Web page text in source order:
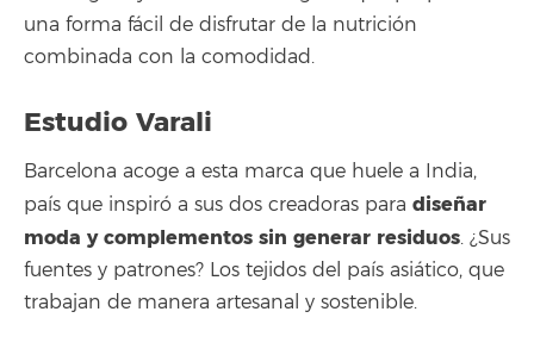
una forma fácil de disfrutar de la nutrición
combinada con la comodidad.
Estudio Varali
Barcelona acoge a esta marca que huele a India,
país que inspiró a sus dos creadoras para diseñar
moda y complementos sin generar residuos. ¿Sus
fuentes y patrones? Los tejidos del país asiático, que
trabajan de manera artesanal y sostenible.